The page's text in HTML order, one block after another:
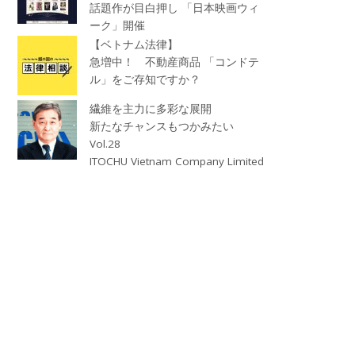
話題作が目白押し 「日本映画ウィ
ーク」開催
【ベトナム法律】
急増中！ 不動産商品 「コンドテ
ル」をご存知ですか？
繊維を主力に多彩な展開
新たなチャンスもつかみたい
Vol.28
ITOCHU Vietnam Company Limited